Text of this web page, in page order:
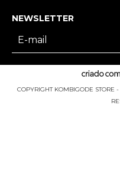
NEWSLETTER
COPYRIGHT KOMBIGODE STORE